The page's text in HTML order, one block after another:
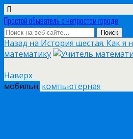
Простой обыватель о непростом городе
Назад на История шестая. Как я
математику
Наверх
мобильн. компьютерная